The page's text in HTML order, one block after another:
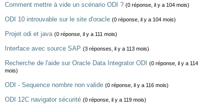
Comment mettre à vide un scénario ODI ? (0 réponse, il y a 104 mois)
ODI 10 introuvable sur le site d'oracle (0 réponse, il y a 104 mois)
Projet odi et java (0 réponse, il y a 111 mois)
Interface avec source SAP (3 réponses, il y a 113 mois)
Recherche de l'aide sur Oracle Data Integrator ODI
(0 réponse, il y a 114
mois)
ODI - Sequence nombre non valide (0 réponse, il y a 116 mois)
ODI 12C navigator sécurité (0 réponse, il y a 119 mois)